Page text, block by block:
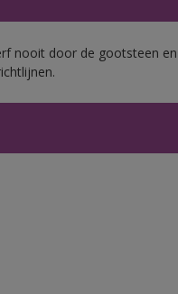
nooit door de gootsteen